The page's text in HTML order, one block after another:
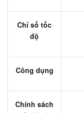
Chỉ số tốc
độ
Công dụng
Chính sách